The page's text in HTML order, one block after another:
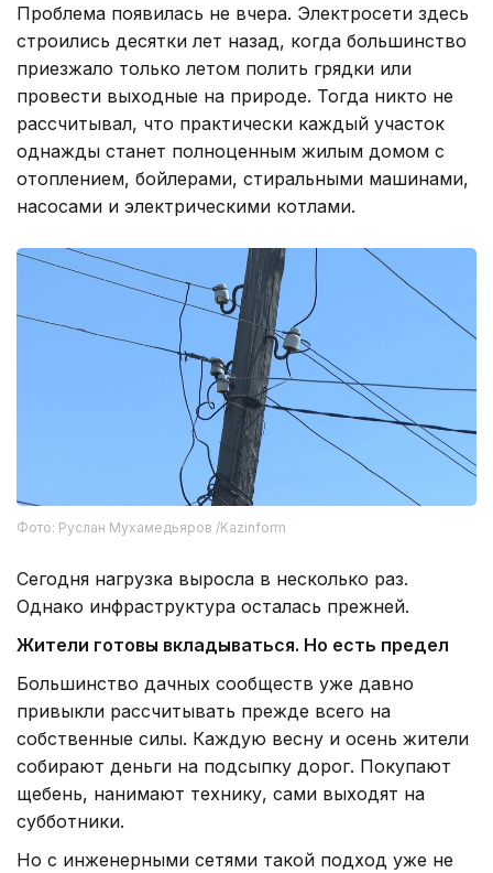
Проблема появилась не вчера. Электросети здесь
строились десятки лет назад, когда большинство
приезжало только летом полить грядки или
провести выходные на природе. Тогда никто не
рассчитывал, что практически каждый участок
однажды станет полноценным жилым домом с
отоплением, бойлерами, стиральными машинами,
насосами и электрическими котлами.
Фото: Руслан Мухамедьяров /Kazinform
Сегодня нагрузка выросла в несколько раз.
Однако инфраструктура осталась прежней.
Жители готовы вкладываться. Но есть предел
Большинство дачных сообществ уже давно
привыкли рассчитывать прежде всего на
собственные силы. Каждую весну и осень жители
собирают деньги на подсыпку дорог. Покупают
щебень, нанимают технику, сами выходят на
субботники.
Но с инженерными сетями такой подход уже не